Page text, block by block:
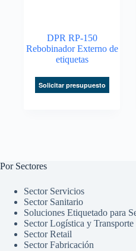
DPR RP-150
Rebobinador Externo de
etiquetas
Solicitar presupuesto
Por Sectores
Sector Servicios
Sector Sanitario
Soluciones Etiquetado para
Sector Logística y Transporte
Sector Retail
Sector Fabricación